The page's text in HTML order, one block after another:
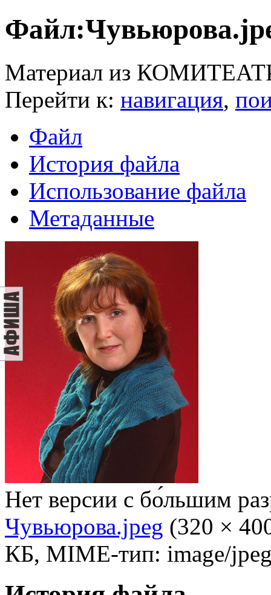
Материал из
Перейти к: навигация,
Файл
История файла
Использование файла
Метаданные
Нет версии с бо́льшим
Чувьюрова.jpeg (320 ×
КБ, MIME-тип: image/